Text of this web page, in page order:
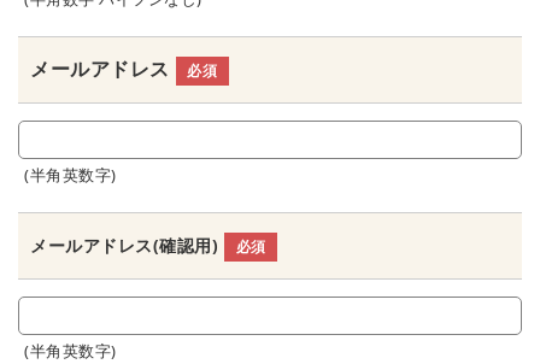
メールアドレス 必須
(半角英数字)
メールアドレス(確認用) 必須
(半角英数字)